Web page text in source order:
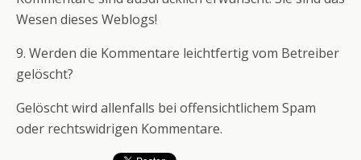
Wesen dieses Weblogs!
9. Werden die Kommentare leichtfertig vom Betreiber
gelöscht?
Gelöscht wird allenfalls bei offensichtlichem Spam
oder rechtswidrigen Kommentare.